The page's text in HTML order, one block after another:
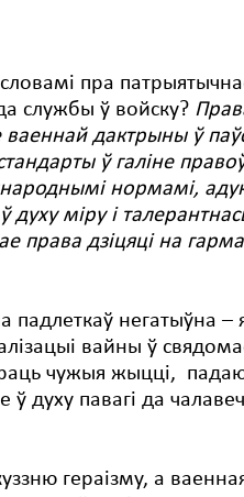
пра
службы ў войску?
ваеннай дактрыны ў
ў галіне
нормамі,
міру і
права дзіцяці на
падлеткаў негатыўна
вайны ў
чужыя жыцці,
духу павагі да
гераізму, а